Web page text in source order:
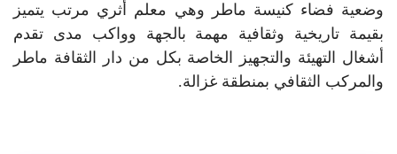
وضعية فضاء كنيسة ماطر وهي معلم أثري مرتب يتميز
بقيمة تاريخية وثقافية مهمة بالجهة وواكب مدى تقدم
أشغال التهيئة والتجهيز الخاصة بكل من دار الثقافة ماطر
والمركب الثقافي بمنطقة غزالة.